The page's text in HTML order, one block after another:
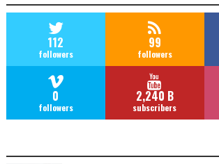
112
followers
99
followers
0
followers
2,240 B
subscribers